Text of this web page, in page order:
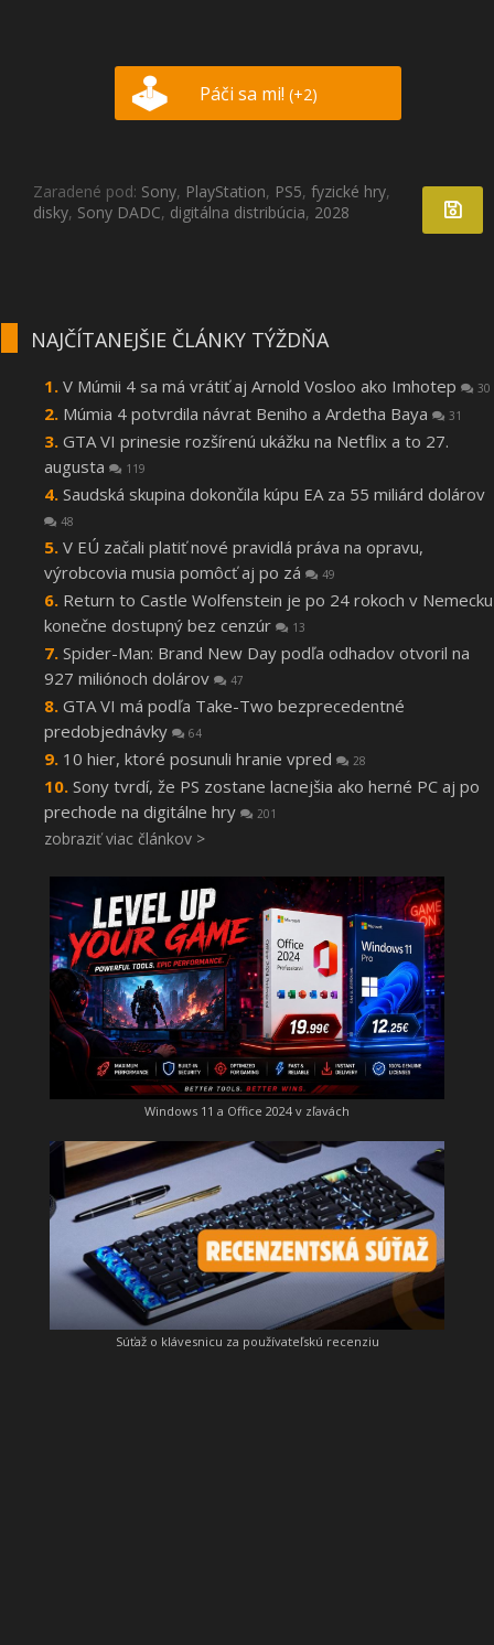
Páči sa mi! (+2)
Zaradené pod: Sony, PlayStation, PS5, fyzické hry,
disky, Sony DADC, digitálna distribúcia, 2028
NAJČÍTANEJŠIE ČLÁNKY TÝŽDŇA
V Múmii 4 sa má vrátiť aj Arnold Vosloo ako Imhotep 30
Múmia 4 potvrdila návrat Beniho a Ardetha Baya 31
GTA VI prinesie rozšírenú ukážku na Netflix a to 27.
augusta
119
Saudská skupina dokončila kúpu EA za 55 miliárd dolárov
48
V EÚ začali platiť nové pravidlá práva na opravu,
výrobcovia musia pomôcť aj po zá
49
Return to Castle Wolfenstein je po 24 rokoch v Nemecku
konečne dostupný bez cenzúr
13
Spider-Man: Brand New Day podľa odhadov otvoril na
927 miliónoch dolárov
47
GTA VI má podľa Take-Two bezprecedentné
predobjednávky
64
10 hier, ktoré posunuli hranie vpred 28
Sony tvrdí, že PS zostane lacnejšia ako herné PC aj po
prechode na digitálne hry
201
zobraziť viac článkov >
Windows 11 a Office 2024 v zľavách
Súťaž o klávesnicu za používateľskú recenziu